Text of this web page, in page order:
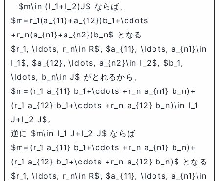
$m\in (I_1+I_2)J$ ならば、
$m=r_1(a_{11}+a_{12})b_1+\cdots
+r_n(a_{n1}+a_{n2})b_n$ となる
$r_1, \ldots, r_n\in R$, $a_{11}, \ldots, a_{n1}\in
I_1$, $a_{12}, \ldots, a_{n2}\in I_2$, $b_1,
\ldots, b_n\in J$ がとれるから、
$m=(r_1 a_{11} b_1+\cdots +r_n a_{n1} b_n)+
(r_1 a_{12} b_1+\cdots +r_n a_{12} b_n)\in I_1
J+I_2 J$。
逆に $m\in I_1 J+I_2 J$ ならば
$m=(r_1 a_{11} b_1+\cdots +r_n a_{n1} b_n)+
(r_1 a_{12} b_1+\cdots +r_n a_{12} b_n)$ となる
$r_1, \ldots, r_n\in R$, $a_{11}, \ldots, a_{n1}\in